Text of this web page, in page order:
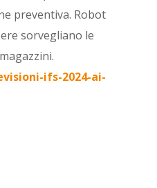
preventiva. Robot
sorvegliano le
ifs-2024-ai-